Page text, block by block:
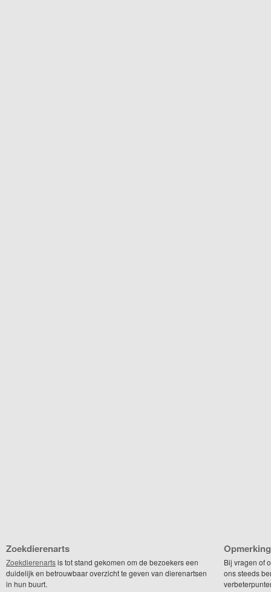
Zoekdierenarts
Zoekdierenartsis tot stand gekomen om de bezoekers een
duidelijk en betrouwbaar overzicht te geven van dierenartsen
in hun buurt.
Bij vragen of
ons steeds